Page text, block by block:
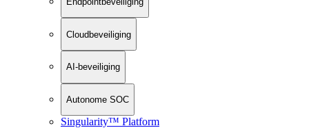
Cloudbeveiliging
AI-beveiliging
Autonome SOC
Singularity™ Platform